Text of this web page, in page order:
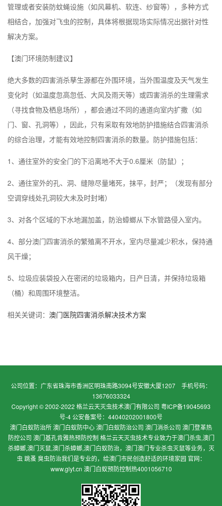
管理或者安装防蚊蝇设施（如风幕机、软连、纱窗等），多种方式
相结合，加强对飞虫的控制，具体将根据现场实际情况出据针对性
解决方案。
【澳门环境防制建议】
绝大多数的四害消杀孳生源都在外围环境，当外围温度及天气发生
变化时（如温度忽高忽低、大风及雨天等）或四害消杀的生理需求
（寻找食物及栖息场所），都会通过不同的通道向室内扩撒（如
门、窗、孔洞等），因此，只有采取有效地防护措施结合四害消杀
的综合治理，才能有效地控制四害消杀的数量。防护措施包括：
1、通往室外的安全门的下沿离地不大于0.6厘米（防鼠）；
2、通往室外的孔、洞、缝隙尽量堵死，抹平，封严；（发现有部分
空调穿线处孔洞较大未及时封堵）
3、对各个区域的下水地漏加盖，防治蟑螂从下水管路侵入室内。
4、部分澳门四害消杀的繁殖离不开水，室内尽量减少积水，保持通
风干燥；
5、垃圾应装袋投入在密闭的垃圾箱内，日产日清，并保持垃圾箱
（桶）和周围环境整洁。
相关关键词： 澳门医院四害消杀解决技术方案
公司位置：广东省珠海市香洲区明珠南路3094号安徽大厦1207 手机号码：
13676033324
Copyright © 2002-2022 格兰云天灭虫技术澳门有限公司 粤ICP备19045693
号-4 公安备案号：44040202001800号
澳门白蚁防治所 澳门白蚁防中心 澳门白蚁防治公司 澳门消杀公司 澳门登革热
防控公司 澳门基孔肯雅热预防控制 格兰云天灭虫技术专业致力于澳门杀虫,澳门
杀蟑螂,澳门灭鼠,澳门杀蟑螂,澳门白蚁防治，澳门澳门专业杀虫灭鼠等业务，灭
虫 跳蚤 臭虫防治我们是专业的，给澳门市民创造舒适的环境家园 官网：
www.glyt.cn 澳门白蚁预防控制热4001056710